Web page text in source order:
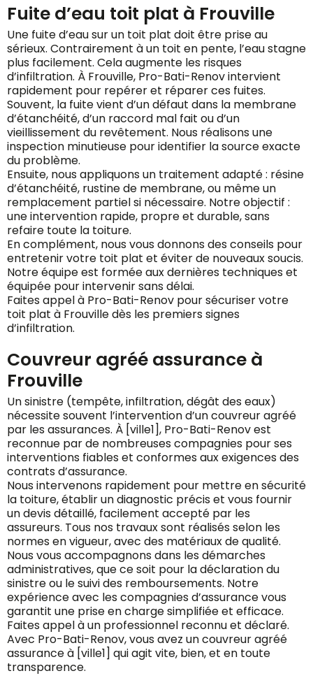
Fuite d’eau toit plat à Frouville
Une fuite d’eau sur un toit plat doit être prise au
sérieux. Contrairement à un toit en pente, l’eau stagne
plus facilement. Cela augmente les risques
d’infiltration. À Frouville, Pro-Bati-Renov intervient
rapidement pour repérer et réparer ces fuites.
Souvent, la fuite vient d’un défaut dans la membrane
d’étanchéité, d’un raccord mal fait ou d’un
vieillissement du revêtement. Nous réalisons une
inspection minutieuse pour identifier la source exacte
du problème.
Ensuite, nous appliquons un traitement adapté : résine
d’étanchéité, rustine de membrane, ou même un
remplacement partiel si nécessaire. Notre objectif :
une intervention rapide, propre et durable, sans
refaire toute la toiture.
En complément, nous vous donnons des conseils pour
entretenir votre toit plat et éviter de nouveaux soucis.
Notre équipe est formée aux dernières techniques et
équipée pour intervenir sans délai.
Faites appel à Pro-Bati-Renov pour sécuriser votre
toit plat à Frouville dès les premiers signes
d’infiltration.
Couvreur agréé assurance à
Frouville
Un sinistre (tempête, infiltration, dégât des eaux)
nécessite souvent l’intervention d’un couvreur agréé
par les assurances. À [ville1], Pro-Bati-Renov est
reconnue par de nombreuses compagnies pour ses
interventions fiables et conformes aux exigences des
contrats d’assurance.
Nous intervenons rapidement pour mettre en sécurité
la toiture, établir un diagnostic précis et vous fournir
un devis détaillé, facilement accepté par les
assureurs. Tous nos travaux sont réalisés selon les
normes en vigueur, avec des matériaux de qualité.
Nous vous accompagnons dans les démarches
administratives, que ce soit pour la déclaration du
sinistre ou le suivi des remboursements. Notre
expérience avec les compagnies d’assurance vous
garantit une prise en charge simplifiée et efficace.
Faites appel à un professionnel reconnu et déclaré.
Avec Pro-Bati-Renov, vous avez un couvreur agréé
assurance à [ville1] qui agit vite, bien, et en toute
transparence.